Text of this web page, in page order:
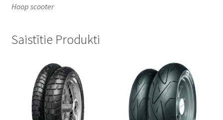
Hoop scooter
Saistītie Produkti